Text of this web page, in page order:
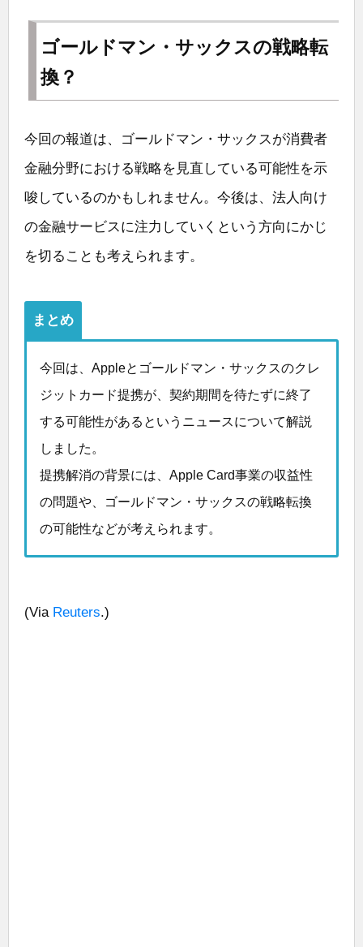
ゴールドマン・サックスの戦略転
換？
今回の報道は、ゴールドマン・サックスが消費者
金融分野における戦略を見直している可能性を示
唆しているのかもしれません。今後は、法人向け
の金融サービスに注力していくという方向にかじ
を切ることも考えられます。
まとめ
今回は、Appleとゴールドマン・サックスのクレ
ジットカード提携が、契約期間を待たずに終了
する可能性があるというニュースについて解説
しました。
提携解消の背景には、Apple Card事業の収益性
の問題や、ゴールドマン・サックスの戦略転換
の可能性などが考えられます。
(Via Reuters.)